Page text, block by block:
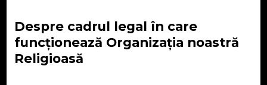
Despre cadrul legal în care
funcționează Organizația noastră
Religioasă